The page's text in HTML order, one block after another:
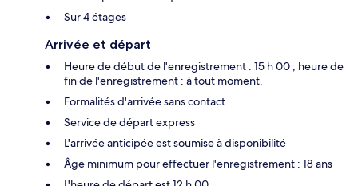
Sur 4 étages
Arrivée et départ
Heure de début de l'enregistrement : 15 h 00 ; heure de
fin de l'enregistrement : à tout moment.
Formalités d'arrivée sans contact
Service de départ express
L'arrivée anticipée est soumise à disponibilité
Âge minimum pour effectuer l'enregistrement : 18 ans